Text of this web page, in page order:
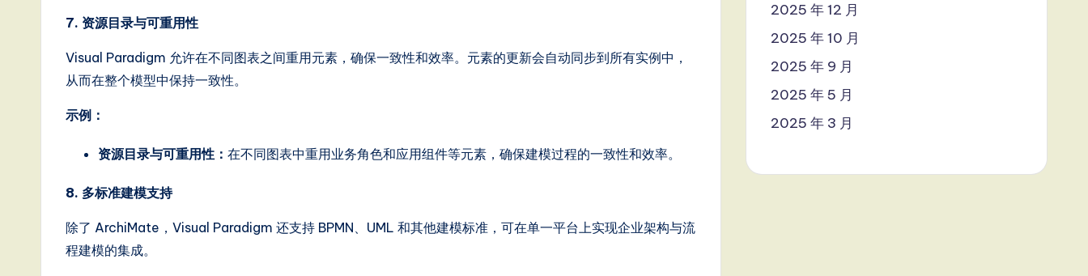
In
7. 资源目录与可重用性
Visual Paradigm 允许在不同图表之间重用元素，确保一致性和效率。元素的更新会自动同步到所有实例中，
从而在整个模型中保持一致性。
示例：
资源目录与可重用性： 在不同图表中重用业务角色和应用组件等元素，确保建模过程的一致性和效率。
8. 多标准建模支持
除了 ArchiMate，Visual Paradigm 还支持 BPMN、UML 和其他建模标准，可在单一平台上实现企业架构与流
程建模的集成。
2025 年 12 月
2025 年 10 月
2025 年 9 月
2025 年 5 月
2025 年 3 月